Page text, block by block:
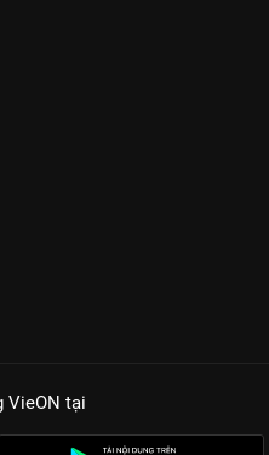
VieON tại